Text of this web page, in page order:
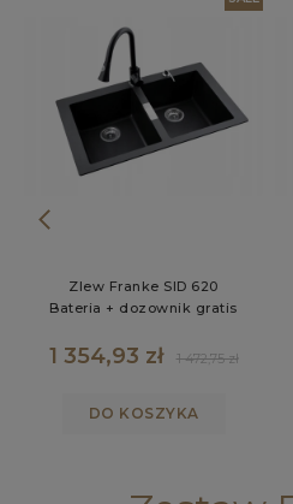
Zlew Franke SID 620
Bateria + dozownik gratis
1 354,93 zł 1 472,75 zł
DO KOSZYKA